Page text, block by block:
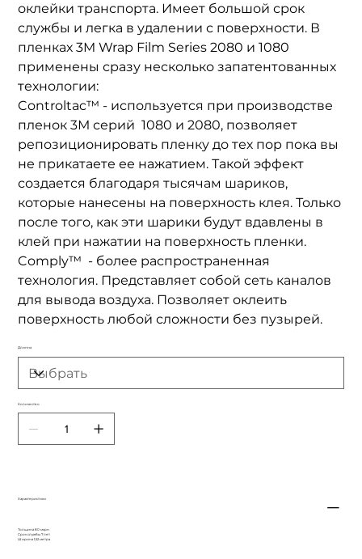
оклейки транспорта. Имеет большой срок
службы и легка в удалении с поверхности. В
пленках 3MWrap Film Series 2080 и 1080
применены сразу несколько запатентованных
технологии:
Controltac™ - используется при производстве
пленок 3М серий 1080 и 2080, позволяет
репозиционировать пленку до тех пор пока вы
не прикатаете ее нажатием. Такой эффект
создается благодаря тысячам шариков,
которые нанесены на поверхность клея. Только
после того, как эти шарики будут вдавлены в
клей при нажатии на поверхность пленки.
Comply™ - более распространенная
технология. Представляет собой сеть каналов
для вывода воздуха. Позволяет оклеить
поверхность любой сложности без пузырей.
Длинна
Количество
Характеристики
Толщина 80 мкрн
Срок службы 7 лет
Ширина 1,52 метра